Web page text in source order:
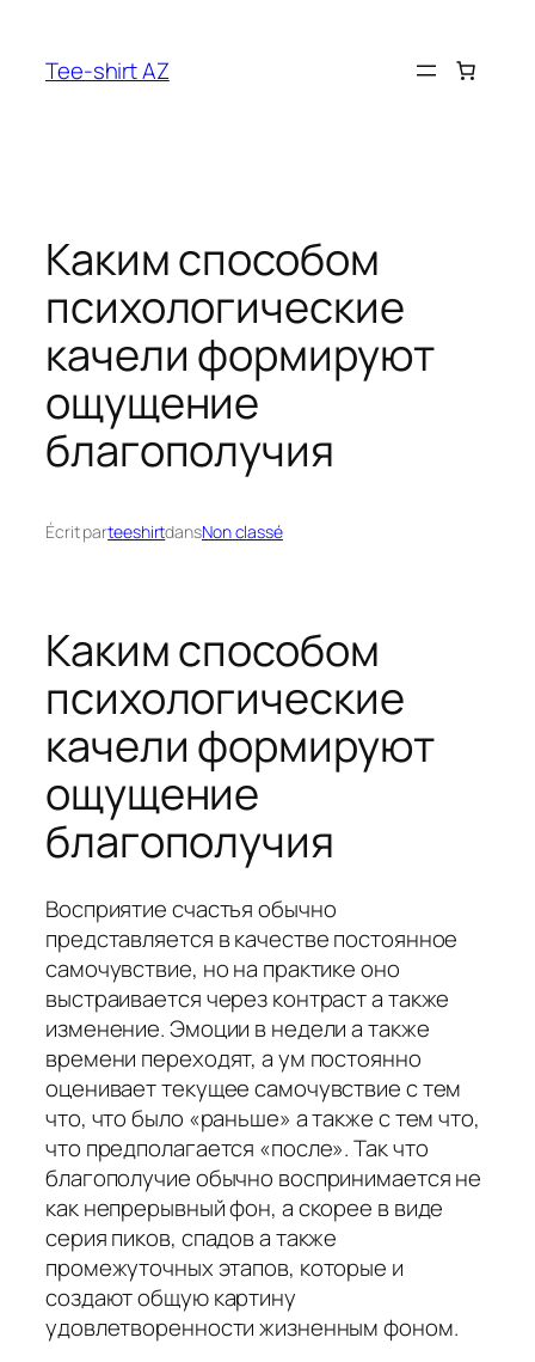
contenu
Tee-shirt AZ
Каким способом
психологические
качели формируют
ощущение
благополучия
Écrit parteeshirtdansNon classé
Каким способом
психологические
качели формируют
ощущение
благополучия
Восприятие счастья обычно
представляется в качестве постоянное
самочувствие, но на практике оно
выстраивается через контраст а также
изменение. Эмоции в недели а также
времени переходят, а ум постоянно
оценивает текущее самочувствие с тем
что, что было «раньше» а также с тем что,
что предполагается «после». Так что
благополучие обычно воспринимается не
как непрерывный фон, а скорее в виде
серия пиков, спадов а также
промежуточных этапов, которые и
создают общую картину
удовлетворенности жизненным фоном.